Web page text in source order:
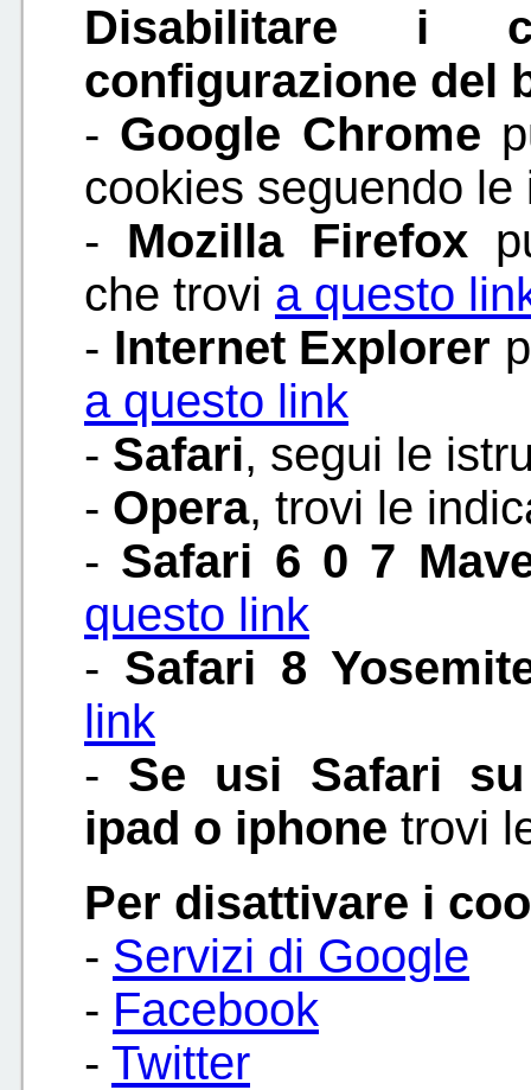
Disabilitare i
configurazione del
- Google Chrome
cookies seguendo
- Mozilla Firefox
che trovi a questo
- Internet Explorer
a questo link
- Safari, segui le
- Opera, trovi le
- Safari 6 0 7
questo link
- Safari 8
link
- Se usi Safari
ipad o iphone trovi
Per disattivare i
- Servizi di Google
- Facebook
- Twitter